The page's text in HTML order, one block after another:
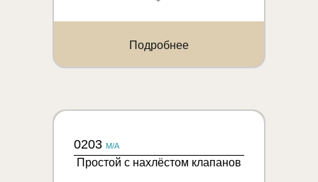
Подробнее
0203 M/A
Простой с нахлёстом клапанов